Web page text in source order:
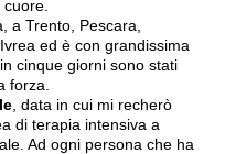
a Trento, Pescara,
ed è con grandissima
cinque giorni sono stati
forza.
, data in cui mi recherò
di terapia intensiva a
Ad ogni persona che ha